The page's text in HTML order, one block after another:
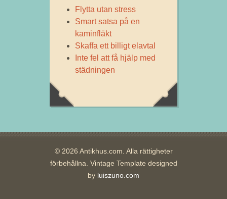
Flytta utan stress
Smart satsa på en
kaminfläkt
Skaffa ett billigt elavtal
Inte fel att få hjälp med
städningen
© 2026 Antikhus.com. Alla rättigheter
förbehållna. Vintage Template designed
by luiszuno.com